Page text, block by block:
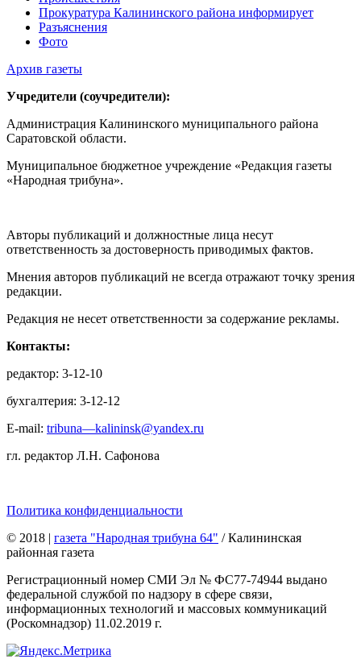
Прокуратура Калининского района информирует
Разъяснения
Фото
Архив газеты
Учредители (соучредители):
Администрация Калининского муниципального района
Саратовской области.
Муниципальное бюджетное учреждение «Редакция газеты
«Народная трибуна».
Авторы публикаций и должностные лица несут
ответственность за достоверность приводимых фактов.
Мнения авторов публикаций не всегда отражают точку зрения
редакции.
Редакция не несет ответственности за содержание рекламы.
Контакты:
редактор: 3-12-10
бухгалтерия: 3-12-12
E-mail: tribuna—kalininsk@yandex.ru
гл. редактор Л.Н. Сафонова
Политика конфиденциальности
© 2018 | газета "Народная трибуна 64" / Калининская
районная газета
Регистрационный номер СМИ Эл № ФС77-74944 выдано
федеральной службой по надзору в сфере связи,
информационных технологий и массовых коммуникаций
(Роскомнадзор) 11.02.2019 г.